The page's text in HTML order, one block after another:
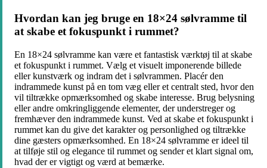
Hvordan kan jeg bruge en 18×24 sølvramme til
at skabe et fokuspunkt i rummet?
En 18×24 sølvramme kan være et fantastisk værktøj til at skabe
et fokuspunkt i rummet. Vælg et visuelt imponerende billede
eller kunstværk og indram det i sølvrammen. Placér den
indrammede kunst på en tom væg eller et centralt sted, hvor den
vil tiltrække opmærksomhed og skabe interesse. Brug belysning
eller andre omkringliggende elementer, der understreger og
fremhæver den indrammede kunst. Ved at skabe et fokuspunkt i
rummet kan du give det karakter og personlighed og tiltrække
dine gæsters opmærksomhed. En 18×24 sølvramme er ideel til
at tilføje stil og elegance til rummet og sender et klart signal om,
hvad der er vigtigt og værd at bemærke.